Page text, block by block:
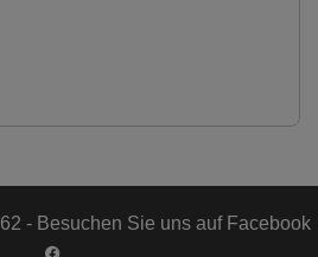
- Besuchen Sie uns auf Facebook